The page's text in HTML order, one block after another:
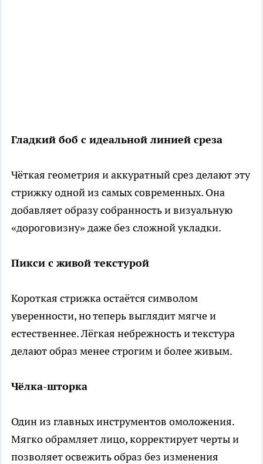
Гладкий боб с идеальной линией среза
Чёткая геометрия и аккуратный срез делают эту
стрижку одной из самых современных. Она
добавляет образу собранность и визуальную
«дороговизну» даже без сложной укладки.
Пикси с живой текстурой
Короткая стрижка остаётся символом
уверенности, но теперь выглядит мягче и
естественнее. Лёгкая небрежность и текстура
делают образ менее строгим и более живым.
Чёлка-шторка
Один из главных инструментов омоложения.
Мягко обрамляет лицо, корректирует черты и
позволяет освежить образ без изменения